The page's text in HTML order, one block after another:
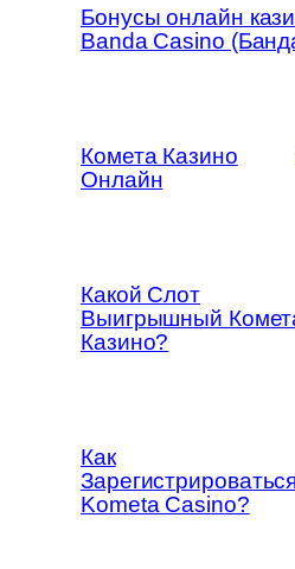
Бонусы онлайн
Banda Casino
Комета Казино
Онлайн
Какой Слот
Выигрышный
Казино?
Как
Зарегистрироваться
Kometa Casino?